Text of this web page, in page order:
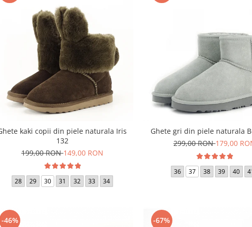
kaki copii din piele naturala Iris
132
199,00 RON149,00 RON
28 29 30 31 32 33 34
Ghete gri din piele naturala
299,00 RON179,00
36 37 38 39 40
-46% -67%